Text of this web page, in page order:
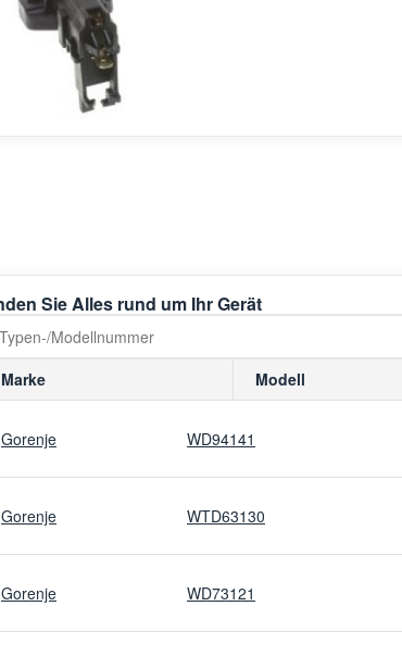
Sie Alles rund um Ihr Gerät
Marke Modell
Gorenje WD94141
Gorenje WTD63130
Gorenje WD73121